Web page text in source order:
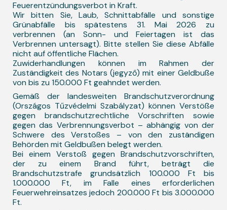
Feuerentzündungsverbot in Kraft.
Wir bitten Sie, Laub, Schnittabfälle und sonstige
Grünabfälle bis spätestens 31. Mai 2026 zu
verbrennen (an Sonn- und Feiertagen ist das
Verbrennen untersagt). Bitte stellen Sie diese Abfälle
nicht auf öffentliche Flächen.
Zuwiderhandlungen können im Rahmen der
Zuständigkeit des Notars (jegyző) mit einer Geldbuße
von bis zu 150.000 Ft geahndet werden.
Gemäß der landesweiten Brandschutzverordnung
(Országos Tűzvédelmi Szabályzat) können Verstöße
gegen brandschutzrechtliche Vorschriften sowie
gegen das Verbrennungsverbot – abhängig von der
Schwere des Verstoßes – von den zuständigen
Behörden mit Geldbußen belegt werden.
Bei einem Verstoß gegen Brandschutzvorschriften,
der zu einem Brand führt, beträgt die
Brandschutzstrafe grundsätzlich 100.000 Ft bis
1.000.000 Ft, im Falle eines erforderlichen
Feuerwehreinsatzes jedoch 200.000 Ft bis 3.000.000
Ft.